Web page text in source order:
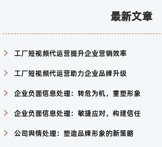
最新文章
工厂短视频代运营提升企业营销效率
工厂短视频代运营助力企业品牌升级
企业负面信息处理：转危为机，重塑形象
企业负面信息处理：敏捷应对，构建信任
公司舆情处理：塑造品牌形象的新策略